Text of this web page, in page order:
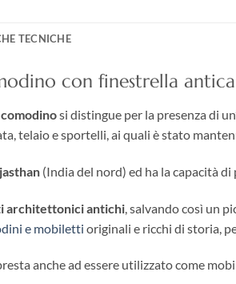
TECNICHE
con finestrella antica
si distingue per la presenza di
telaio e sportelli, ai quali è stato
(India del nord) ed ha la capacità
architettonici antichi , salvando così un
e mobiletti originali e ricchi di storia,
anche ad essere utilizzato come